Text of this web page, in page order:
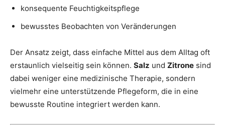
konsequente Feuchtigkeitspflege
bewusstes Beobachten von Veränderungen
Der Ansatz zeigt, dass einfache Mittel aus dem Alltag oft
erstaunlich vielseitig sein können. Salz und Zitrone sind
dabei weniger eine medizinische Therapie, sondern
vielmehr eine unterstützende Pflegeform, die in eine
bewusste Routine integriert werden kann.